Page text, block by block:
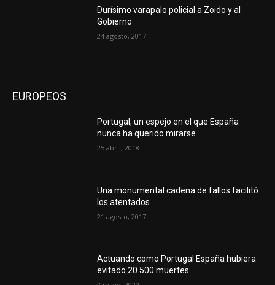
Durísimo varapalo policial a Zoido y al
Gobierno
24 agosto, 2017
EUROPEOS
Portugal, un espejo en el que España
nunca ha querido mirarse
25 abril, 2018
Una monumental cadena de fallos facilitó
los atentados
21 agosto, 2017
Actuando como Portugal España hubiera
evitado 20.500 muertes